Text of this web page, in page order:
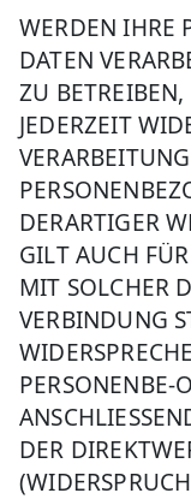
WERDEN IHRE
DATEN
ZU
JEDERZEIT
DERARTIGER
GILT AUCH
MIT SOLCHER
VERBINDUNG
PERSONENBE-
DER